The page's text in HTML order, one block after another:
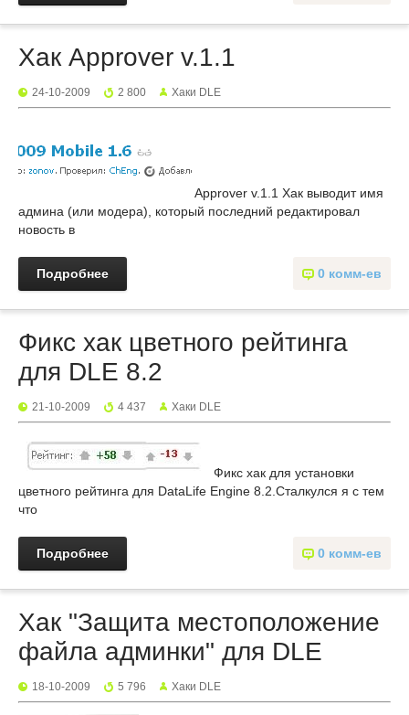
Хак Approver v.1.1
24-10-2009 2 800 Хаки DLE
Approver v.1.1 Хак выводит имя
админа (или модера), который последний редактировал
новость в
0 комм-ев
Подробнее
Фикс хак цветного рейтинга
для DLE 8.2
21-10-2009 4 437 Хаки DLE
Фикc хак для установки
цветного рейтинга для DataLife Engine 8.2.Сталкyлся я с тем
что
0 комм-ев
Подробнее
Хак "Защита местоположение
файла админки" для DLE
18-10-2009 5 796 Хаки DLE